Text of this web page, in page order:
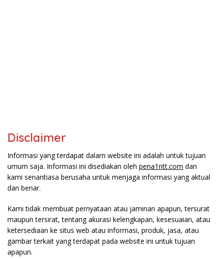
Disclaimer
Informasi yang terdapat dalam website ini adalah untuk tujuan
umum saja. Informasi ini disediakan oleh pena1ntt.com dan
kami senantiasa berusaha untuk menjaga informasi yang aktual
dan benar.
Kami tidak membuat pernyataan atau jaminan apapun, tersurat
maupun tersirat, tentang akurasi kelengkapan, kesesuaian, atau
ketersediaan ke situs web atau informasi, produk, jasa, atau
gambar terkait yang terdapat pada website ini untuk tujuan
apapun.